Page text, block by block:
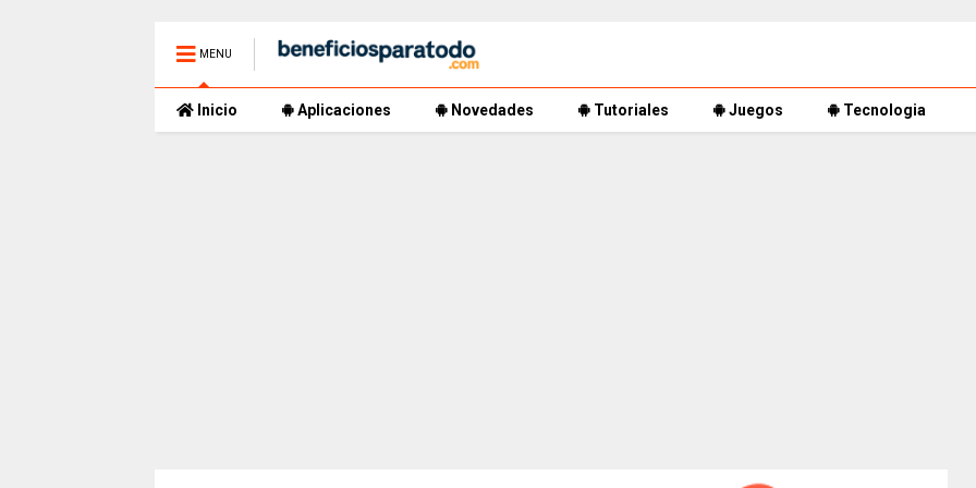
MENU
Inicio Aplicaciones Novedades Tutoriales Juegos Tecnologia